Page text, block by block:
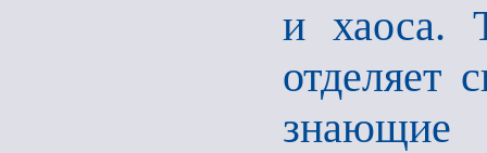
и хаоса.
отделяет
знающие